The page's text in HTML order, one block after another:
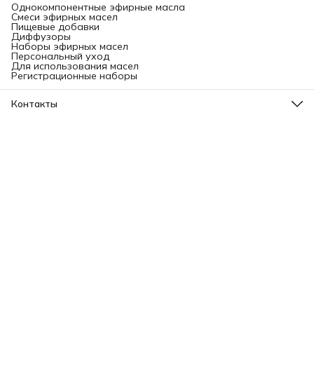
Однокомпонентные эфирные масла
Смеси эфирных масел
Пищевые добавки
Диффузоры
Наборы эфирных масел
Персональный уход
Для использования масел
Регистрационные наборы
Контакты